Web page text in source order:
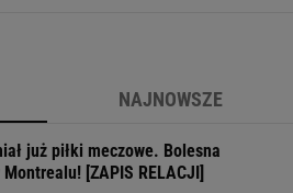
NAJNOWSZE
już piłki meczowe. Bolesna
[ZAPIS RELACJI]